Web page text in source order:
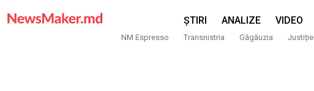
ȘTIRI ANALIZE VIDEO
NM Espresso Transnistria Găgăuzia Justiție